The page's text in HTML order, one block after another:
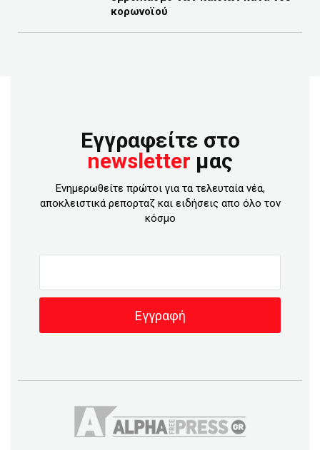
κορωνοϊού
Εγγραφείτε στο
newsletter μας
Ενημερωθείτε πρώτοι για τα τελευταία νέα,
αποκλειστικά ρεπορταζ και ειδήσεις απο όλο τον
κόσμο